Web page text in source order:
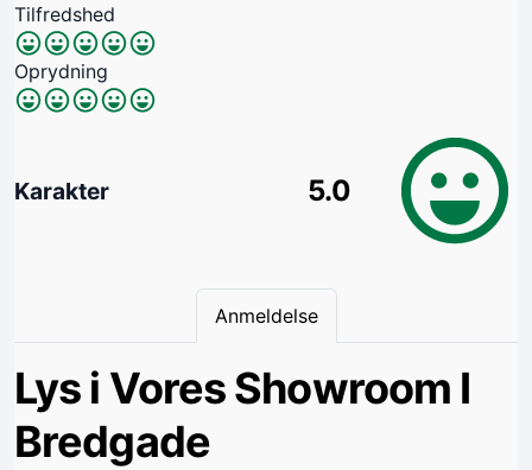
Tilfredshed
Oprydning
Karakter 5.0
Anmeldelse
Lys i Vores Showroom I
Bredgade